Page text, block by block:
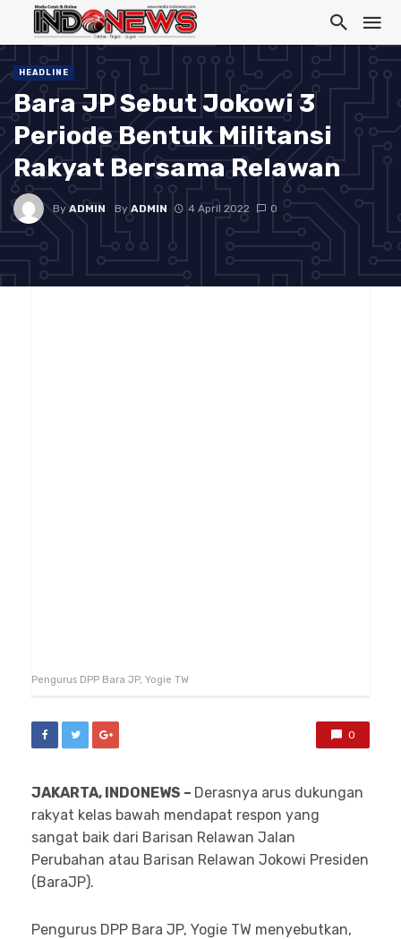
HEADLINE
Bara JP Sebut Jokowi 3
Periode Bentuk Militansi
Rakyat Bersama Relawan
ByADMIN ByADMIN 4 April 2022 0
Pengurus DPP Bara JP, Yogie TW
0
JAKARTA, INDONEWS – Derasnya arus dukungan
rakyat kelas bawah mendapat respon yang
sangat baik dari Barisan Relawan Jalan
Perubahan atau Barisan Relawan Jokowi Presiden
(BaraJP).
Pengurus DPP Bara JP, Yogie TW menyebutkan,